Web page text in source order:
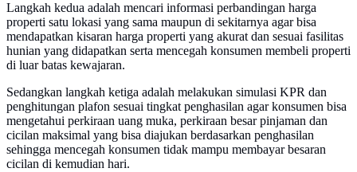
Langkah kedua adalah mencari informasi perbandingan harga
properti satu lokasi yang sama maupun di sekitarnya agar bisa
mendapatkan kisaran harga properti yang akurat dan sesuai fasilitas
hunian yang didapatkan serta mencegah konsumen membeli properti
di luar batas kewajaran.
Sedangkan langkah ketiga adalah melakukan simulasi KPR dan
penghitungan plafon sesuai tingkat penghasilan agar konsumen bisa
mengetahui perkiraan uang muka, perkiraan besar pinjaman dan
cicilan maksimal yang bisa diajukan berdasarkan penghasilan
sehingga mencegah konsumen tidak mampu membayar besaran
cicilan di kemudian hari.